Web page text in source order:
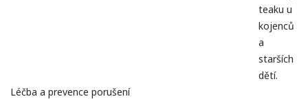
teaku u
kojenců
a
starších
dětí.
Léčba a prevence porušení